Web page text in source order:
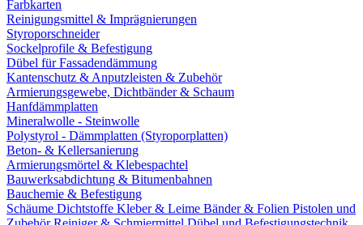
Farbkarten
Reinigungsmittel & Imprägnierungen
Styroporschneider
Sockelprofile & Befestigung
Dübel für Fassadendämmung
Kantenschutz & Anputzleisten & Zubehör
Armierungsgewebe, Dichtbänder & Schaum
Hanfdämmplatten
Mineralwolle - Steinwolle
Polystyrol - Dämmplatten (Styroporplatten)
Beton- & Kellersanierung
Armierungsmörtel & Klebespachtel
Bauwerksabdichtung & Bitumenbahnen
Bauchemie & Befestigung
Schäume Dichtstoffe Kleber & Leime Bänder & Folien Pistolen und